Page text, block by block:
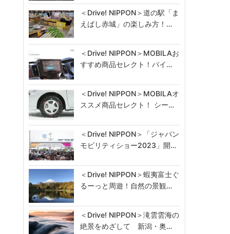
＜Drive! NIPPON＞道の駅「ま
えばし赤城」の楽しみ方！…
＜Drive! NIPPON＞MOBILAお
すすめ商品セレクト！パイ…
＜Drive! NIPPON＞MOBILAオ
ススメ商品セレクト！ シー…
＜Drive! NIPPON＞「ジャパン
モビリティショー2023」開…
＜Drive! NIPPON＞蝦夷富士ぐ
るーっと周遊！自然の景観…
＜Drive! NIPPON＞滝雲雲海の
絶景をめざして 新潟・奥…